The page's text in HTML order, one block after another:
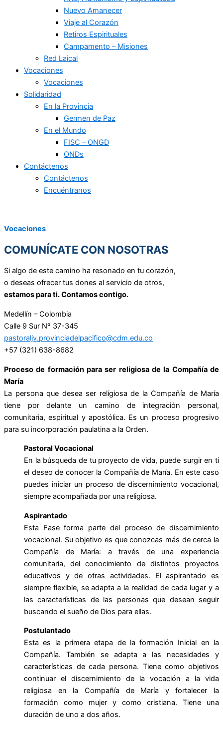
Nuevo Amanecer
Viaje al Corazón
Retiros Espirituales
Campamento – Misiones
Red Laical
Vocaciones
Vocaciones
Solidaridad
En la Provincia
Germen de Paz
En el Mundo
FISC – ONGD
ONDs
Contáctenos
Contáctenos
Encuéntranos
Vocaciones
COMUNÍCATE CON NOSOTRAS
Si algo de este camino ha resonado en tu corazón,
o deseas ofrecer tus dones al servicio de otros,
estamos para ti. Contamos contigo.
Medellín – Colombia
Calle 9 Sur Nº 37-345
pastoraljv.provinciadelpacifico@cdm.edu.co
+57 (321) 638-8682
Proceso de formación para ser religiosa de la Compañía de
María
La persona que desea ser religiosa de la Compañía de María
tiene por delante un camino de integración personal,
comunitaria, espiritual y apostólica. Es un proceso progresivo
para su incorporación paulatina a la Orden.
Pastoral Vocacional
En la búsqueda de tu proyecto de vida, puede surgir en ti
el deseo de conocer la Compañía de María. En este caso
puedes iniciar un proceso de discernimiento vocacional,
siempre acompañada por una religiosa.
Aspirantado
Esta Fase forma parte del proceso de discernimiento
vocacional. Su objetivo es que conozcas más de cerca la
Compañía de María: a través de una experiencia
comunitaria, del conocimiento de distintos proyectos
educativos y de otras actividades. El aspirantado es
siempre flexible, se adapta a la realidad de cada lugar y a
las características de las personas que desean seguir
buscando el sueño de Dios para ellas.
Postulantado
Esta es la primera etapa de la formación Inicial en la
Compañía. También se adapta a las necesidades y
características de cada persona. Tiene como objetivos
continuar el discernimiento de la vocación a la vida
religiosa en la Compañía de María y fortalecer la
formación como mujer y como cristiana. Tiene una
duración de uno a dos años.